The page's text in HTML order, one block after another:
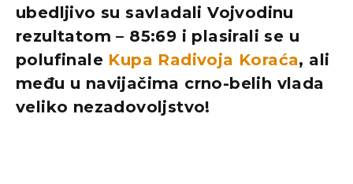
ubedljivo su savladali Vojvodinu
rezultatom – 85:69 i plasirali se u
polufinale Kupa Radivoja Koraća, ali
među u navijačima crno-belih vlada
veliko nezadovoljstvo!